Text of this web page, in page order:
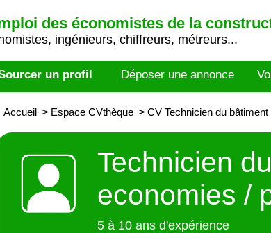
des économistes de la
ingénieurs, chiffreurs, métreurs...
un profil Déposer une annonce
Accueil > Espace CVthèque > CV Technicien du
Technicien
economies /
5 à 10 ans d'expérience